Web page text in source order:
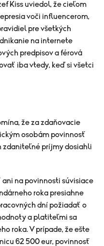
Kiss uviedol, že cieľom
voči influencerom,
pre všetkých
na internete
predpisov a férová
iba vtedy, keď si všetci
že za zdaňovacie
osobám povinnosť
zdaniteľné príjmy dosiahli
na povinnosti súvisiace
roka presiahne
dní požiadať o
a platiteľmi sa
roka. V prípade, že ešte
62 500 eur, povinnosť